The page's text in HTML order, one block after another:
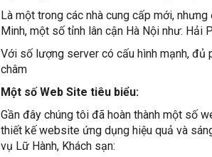
Là một trong các nhà cung cấp mới,
Minh, một số tỉnh lân cận Hà Nội như: Hải
Với số lượng server có cấu hình mạnh,
châm
Một số Web Site tiêu biểu:
Gần đây chúng tôi đã hoàn thành một số
thiết kế website ứng dụng hiệu quả và
vụ Lữ Hành, Khách sạn: